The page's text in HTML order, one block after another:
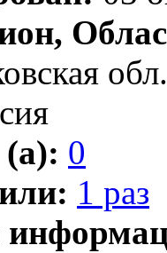
обл.
0
1 раз